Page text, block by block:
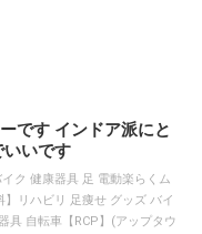
です インドア派にと
いいです
ク 健康器具 足 電動楽らくム
リハビリ 足痩せ グッズ バイ
具 自転車【RCP】(アップタウ